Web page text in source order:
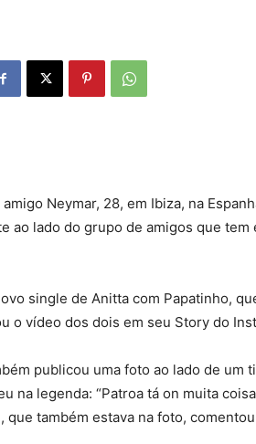
Neymar, 28, em Ibiza, na
ao lado do grupo de amigos que tem
single de Anitta com Papatinho,
o vídeo dos dois em seu Story do
publicou uma foto ao lado de um
na legenda: “Patroa tá on muita
que também estava na foto,